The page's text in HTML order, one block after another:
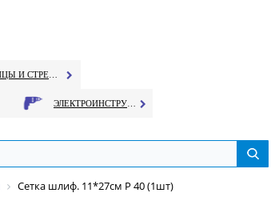
Сетка шлиф. 11*27см Р 40 (1шт)